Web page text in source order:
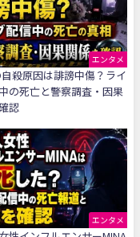
エンタメ
殺原因は誹謗中傷？ライ
の死亡と警察調査・因果
認
エンタメ